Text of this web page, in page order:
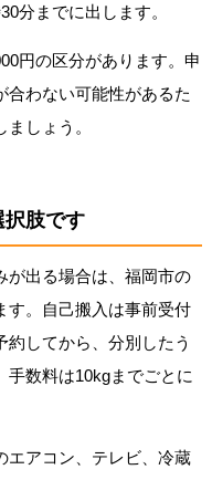
分までに出します。
円の区分があります。申
合わない可能性があるた
しょう。
択肢です
が出る場合は、福岡市の
す。自己搬入は事前受付
してから、分別したう
手数料は10kgまでごとに
エアコン、テレビ、冷蔵